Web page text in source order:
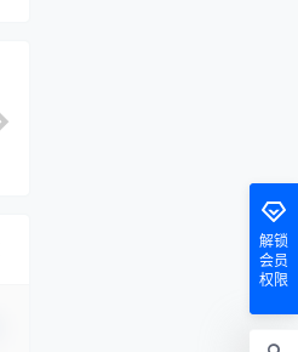
解锁
会员
权限